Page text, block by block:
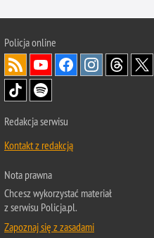
Policjaonline
Redakcja serwisu
Kontakt z redakcją
Nota prawna
Chcesz wykorzystać materiał
z serwisu Policja.pl.
Zapoznaj się z zasadami